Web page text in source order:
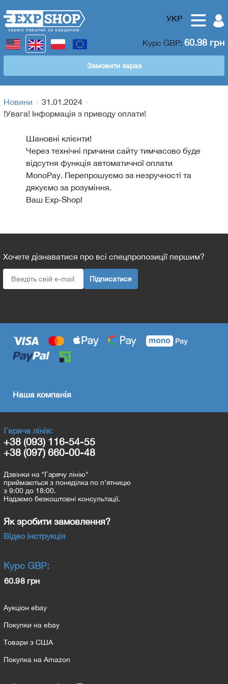
УКР
Курс GBP: 60.98 грн
Замовити зараз
Новини
31.01.2024
!Увага! Інформація з приводу оплати!
Шановні клієнти!
Через технічні причини сайту тимчасово буде
відсутня функція автоматичної оплати
МоnoPay. Перепрошуємо за незручності та
дякуємо за розуміння.
Ваш Exp-Shop!
Хочете дізнаватися про всі спецпропозиції першим?
Підписатися
Наша компанія
Гаряча лінія:
+38 (093) 116-54-55
+38 (097) 660-00-48
Дзвінки на "Гарячу лінію"
приймаються з понеділка по п’ятницю
з 9:00 до 18:00.
Надаємо безкоштовні консультації.
Як зробити замовлення?
Відео інструкція
Курс GBP:
60.98 грн
Аукціон ebay
Покупки на ebay
Товари з США
Покупка на Amazon